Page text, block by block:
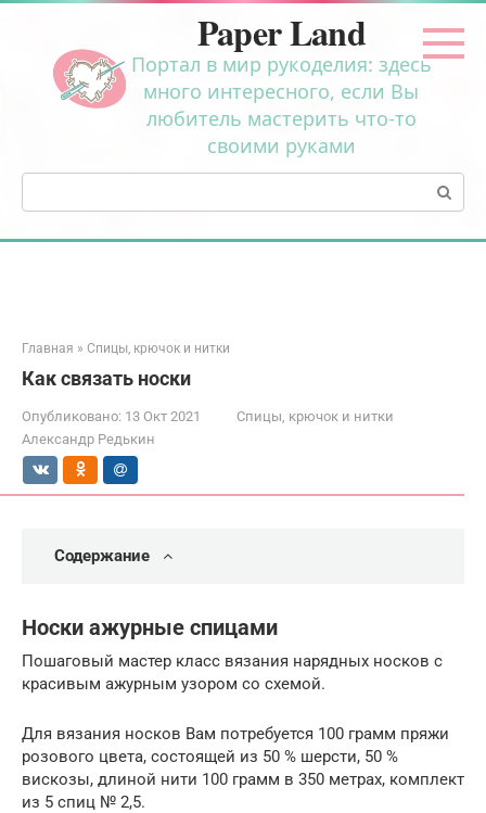
Перейти
контенту
Paper Land
Портал в мир рукоделия: здесь
много интересного, если Вы
любитель мастерить что-то
своими руками
Поиск:
Главная » Спицы, крючок и нитки
Как связать носки
Опубликовано: 13 Окт 2021
Спицы, крючок и нитки
Александр Редькин
Содержание
Носки ажурные спицами
Пошаговый мастер класс вязания нарядных носков с
красивым ажурным узором со схемой.
Для вязания носков Вам потребуется 100 грамм пряжи
розового цвета, состоящей из 50 % шерсти, 50 %
вискозы, длиной нити 100 грамм в 350 метрах, комплект
из 5 спиц № 2,5.